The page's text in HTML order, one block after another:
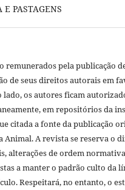
E PASTAGENS
remunerados pela publicação
de seus direitos autorais em
os autores ficam
em repositórios da
citada a fonte da publicação
A revista se reserva o
alterações de ordem
a manter o padrão culto da
Respeitará, no entanto, o